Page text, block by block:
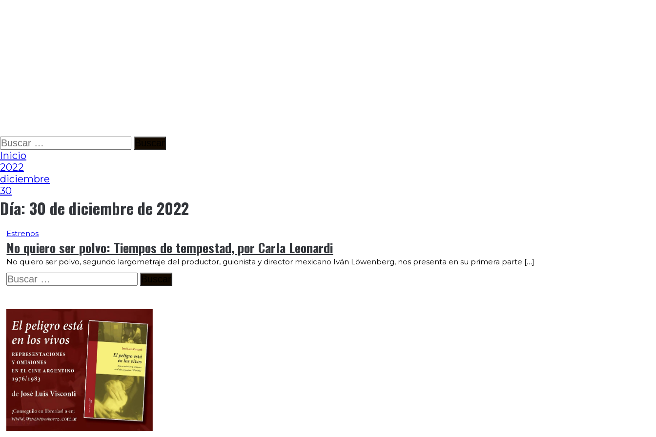
Ir
al
contenido
Buscar:
Inicio
2022
diciembre
30
Día: 30 de diciembre de 2022
Estrenos
No quiero ser polvo: Tiempos de tempestad, por Carla Leonardi
No quiero ser polvo, segundo largometraje del productor, guionista y director mexicano Iván Löwenberg, nos presenta en su primera parte […]
Buscar: